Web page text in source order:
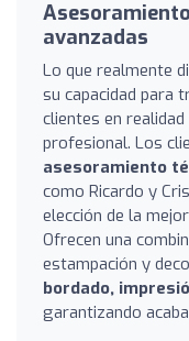
avanzadas
Lo que realmente
su capacidad para
clientes en
profesional. Los
asesoramiento
como Ricardo y
elección de la
Ofrecen una
estampación y
bordado,
garantizando